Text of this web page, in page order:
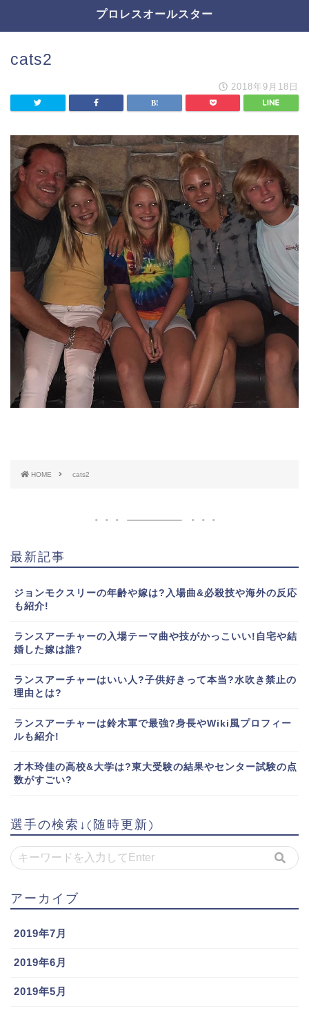
プロレスオールスター
cats2
2018年9月18日
HOME cats2
最新記事
ジョンモクスリーの年齢や嫁は?入場曲&必殺技や海外の反応
も紹介!
ランスアーチャーの入場テーマ曲や技がかっこいい!自宅や結
婚した嫁は誰?
ランスアーチャーはいい人?子供好きって本当?水吹き禁止の
理由とは?
ランスアーチャーは鈴木軍で最強?身長やWiki風プロフィー
ルも紹介!
才木玲佳の高校&大学は?東大受験の結果やセンター試験の点
数がすごい?
選手の検索↓(随時更新)
アーカイブ
2019年7月
2019年6月
2019年5月